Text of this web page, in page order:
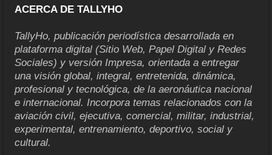
ACERCA DE TALLYHO
TallyHo, publicación periodística desarrollada en
plataforma digital (Sitio Web, Papel Digital y Redes
Sociales) y versión Impresa, orientada a entregar
una visión global, integral, entretenida, dinámica,
profesional y tecnológica, de la aeronáutica nacional
e internacional. Incorpora temas relacionados con la
aviación civil, ejecutiva, comercial, militar, industrial,
experimental, entrenamiento, deportivo, social y
cultural.